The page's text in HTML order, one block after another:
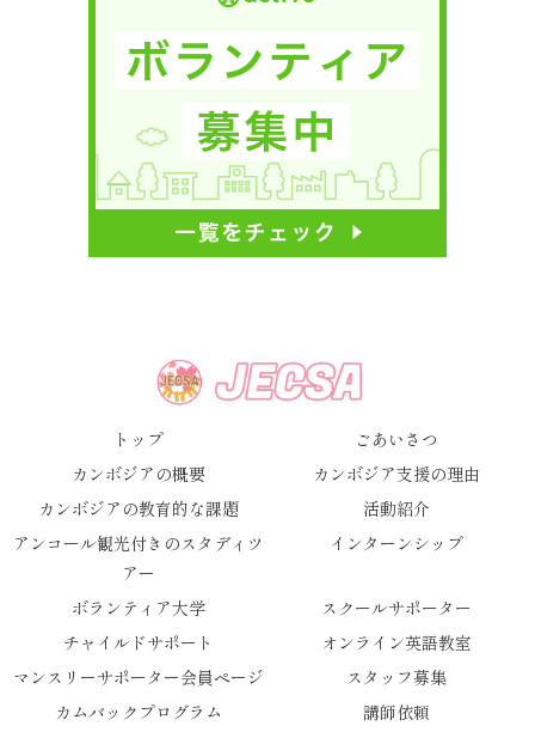
トップ
ごあいさつ
カンボジアの概要
カンボジア支援の理由
カンボジアの教育的な課題
活動紹介
アンコール観光付きのスタディツ
アー
インターンシップ
ボランティア大学
スクールサポーター
チャイルドサポート
オンライン英語教室
マンスリーサポーター会員ページ
スタッフ募集
カムバックプログラム
講師依頼